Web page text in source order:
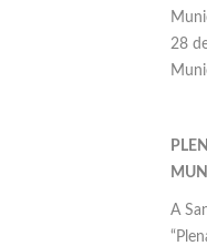
28
A